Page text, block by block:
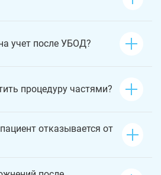
учет после УБОД?
процедуру частями?
отказывается от